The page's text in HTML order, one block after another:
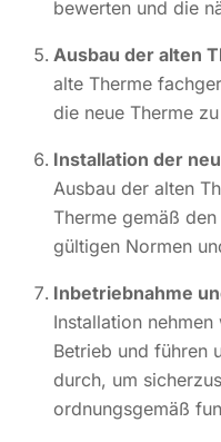
bewerten und die
Ausbau der alten
alte Therme
die neue Therme
Installation der
Ausbau der alten
Therme gemäß
gültigen Normen
Inbetriebnahme
Installation
Betrieb und führen
durch, um
ordnungsgemäß